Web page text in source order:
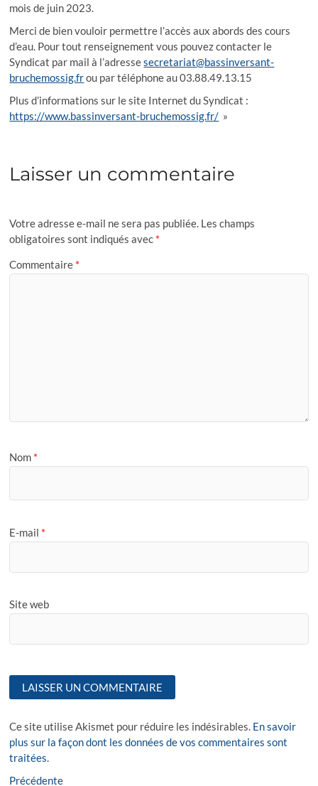
mois de juin 2023.
Merci de bien vouloir permettre l’accès aux abords des cours
d’eau. Pour tout renseignement vous pouvez contacter le
Syndicat par mail à l’adressesecretariat@bassinversant-
bruchemossig.frou par téléphone au 03.88.49.13.15
Plus d’informations sur le site Internet du Syndicat :
https://www.bassinversant-bruchemossig.fr/ »
Laisser un commentaire
Votre adresse e-mail ne sera pas publiée. Les champs
obligatoires sont indiqués avec *
Commentaire *
Nom *
E-mail *
Site web
Ce site utilise Akismet pour réduire les indésirables. En savoir
plus sur la façon dont les données de vos commentaires sont
traitées.
PrécédentePrevious